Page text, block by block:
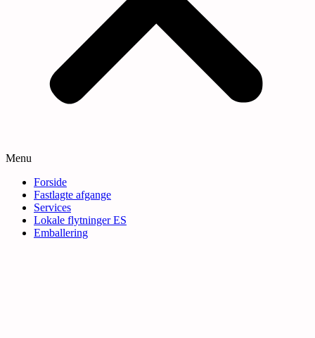
Menu
Forside
Fastlagte afgange
Services
Lokale flytninger ES
Emballering